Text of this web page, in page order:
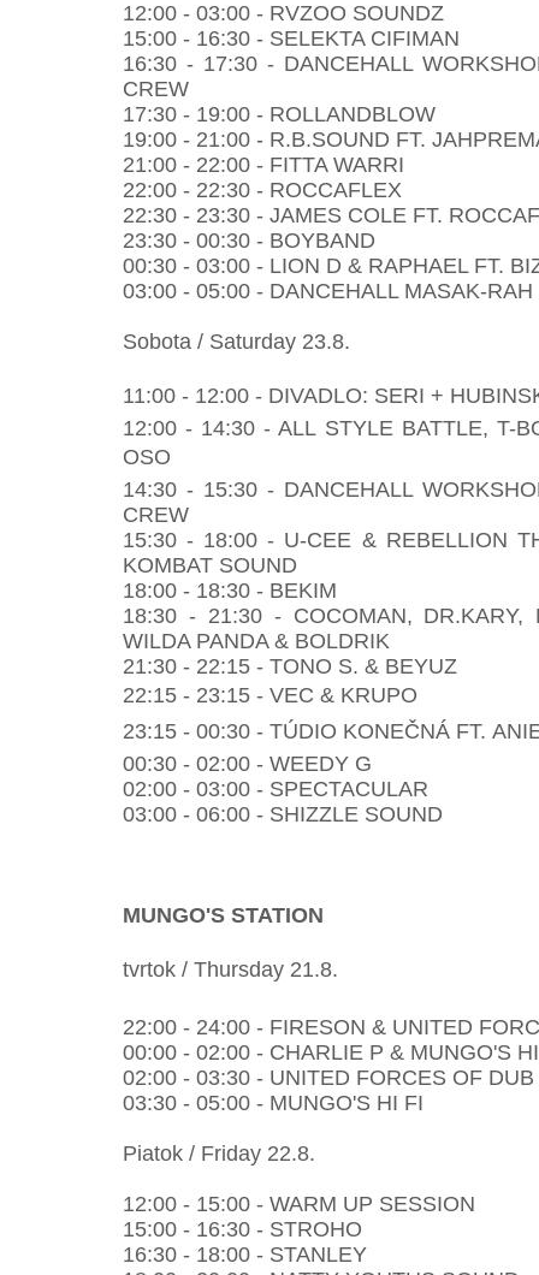
12:00 - 03:00 - RVZOO SOUNDZ
15:00 - 16:30 - SELEKTA CIFIMAN
16:30 - 17:30 - DANCEHALL
CREW
17:30 - 19:00 - ROLLANDBLOW
19:00 - 21:00 - R.B.SOUND FT.
21:00 - 22:00 - FITTA WARRI
22:00 - 22:30 - ROCCAFLEX
22:30 - 23:30 - JAMES COLE FT.
23:30 - 00:30 - BOYBAND
00:30 - 03:00 - LION D & RAPHAEL FT.
03:00 - 05:00 - DANCEHALL MASAK-RAH
Sobota / Saturday 23.8.
11:00 - 12:00 - DIVADLO: SERI +
12:00 - 14:30 - ALL STYLE BATTLE, T-
OSO
14:30 - 15:30 - DANCEHALL
CREW
15:30 - 18:00 - U-CEE & REBELLION
KOMBAT SOUND
18:00 - 18:30 - BEKIM
18:30 - 21:30 - COCOMAN, DR.KARY,
WILDA PANDA & BOLDRIK
21:30 - 22:15 - TONO S. & BEYUZ
22:15 - 23:15 - VEC & KRUPO
23:15 - 00:30 - TÚDIO KONEČNÁ FT.
00:30 - 02:00 - WEEDY G
02:00 - 03:00 - SPECTACULAR
03:00 - 06:00 - SHIZZLE SOUND
MUNGO'S STATION
tvrtok / Thursday 21.8.
22:00 - 24:00 - FIRESON & UNITED
00:00 - 02:00 - CHARLIE P & MUNGO'S
02:00 - 03:30 - UNITED FORCES OF DUB
03:30 - 05:00 - MUNGO'S HI FI
Piatok / Friday 22.8.
12:00 - 15:00 - WARM UP SESSION
15:00 - 16:30 - STROHO
16:30 - 18:00 - STANLEY